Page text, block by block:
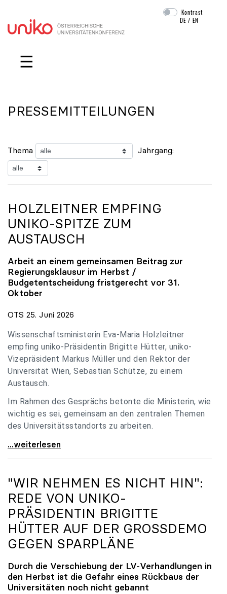
Navigation überspringen
Kontrast
DE /EN
☰
PRESSEMITTEILUNGEN
Thema Jahrgang:
HOLZLEITNER EMPFING
UNIKO-SPITZE ZUM
AUSTAUSCH
Arbeit an einem gemeinsamen Beitrag zur
Regierungsklausur im Herbst /
Budgetentscheidung fristgerecht vor 31.
Oktober
OTS 25. Juni 2026
Wissenschaftsministerin Eva-Maria Holzleitner
empfing uniko-Präsidentin Brigitte Hütter, uniko-
Vizepräsident Markus Müller und den Rektor der
Universität Wien, Sebastian Schütze, zu einem
Austausch.
Im Rahmen des Gesprächs betonte die Ministerin, wie
wichtig es sei, gemeinsam an den zentralen Themen
des Universitätsstandorts zu arbeiten.
Holzleitner empfing uniko-Spitze zum Austausch
...weiterlesen
"WIR NEHMEN ES NICHT HIN":
REDE VON UNIKO-
PRÄSIDENTIN BRIGITTE
HÜTTER AUF DER GROSSDEMO G
EGEN SPARPLÄNE
Durch die Verschiebung der LV-Verhandlungen in
den Herbst ist die Gefahr eines Rückbaus der
Universitäten noch nicht gebannt